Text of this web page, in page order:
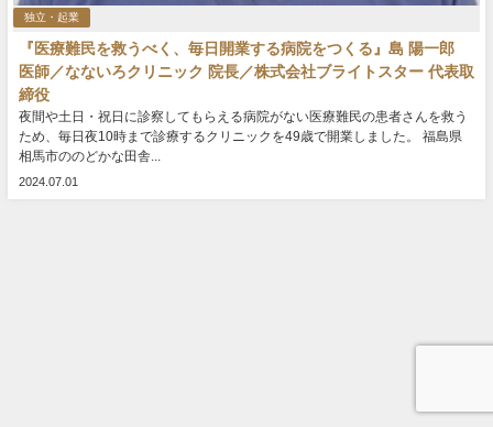
独立・起業
『医療難民を救うべく、毎日開業する病院をつくる』島 陽一郎
医師／なないろクリニック 院長／株式会社ブライトスター 代表取
締役
夜間や土日・祝日に診察してもらえる病院がない医療難民の患者さんを救う
ため、毎日夜10時まで診療するクリニックを49歳で開業しました。 福島県
相馬市ののどかな田舎...
2024.07.01